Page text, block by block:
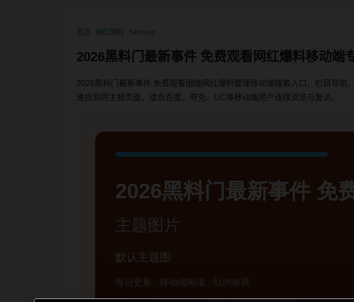
首页 网红爆料 Sitemap
2026黑料门最新事件 免费观看网红爆料移动端
2026黑料门最新事件 免费观看围绕网红爆料整理移动端搜索入口、栏目导
速找到同主题页面，适合百度、夸克、UC等移动端用户连续浏览与复访。